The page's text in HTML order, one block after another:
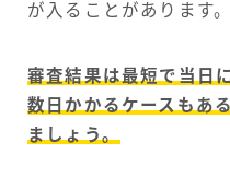
が入ることがあります。
審査結果は最短で当日
数日かかるケースもあ
ましょう。